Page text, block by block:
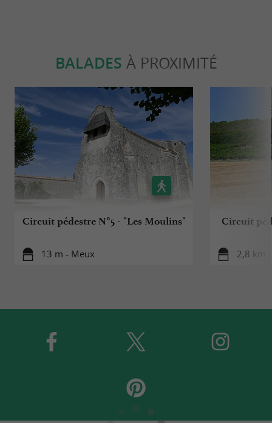
BALADES À PROXIMITÉ
Circuit pédestre N°5 - "Les Moulins"
13 m - Meux
Circuit
2,8 km